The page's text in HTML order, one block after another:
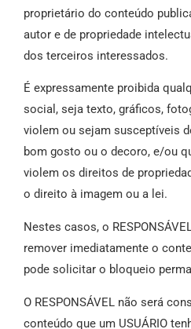
proprietário do conteúdo
autor e de propriedade
dos terceiros interessados.
É expressamente proibida
social, seja texto, gráficos,
violem ou sejam susceptíveis
bom gosto ou o decoro, e/ou
violem os direitos de
o direito à imagem ou a lei.
Nestes casos, o
remover imediatamente o
pode solicitar o bloqueio
O RESPONSÁVEL não será
conteúdo que um USUÁRIO